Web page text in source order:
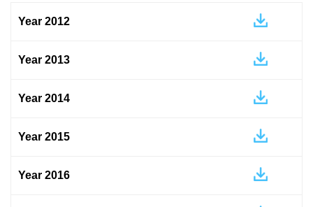
Year 2012
Year 2013
Year 2014
Year 2015
Year 2016